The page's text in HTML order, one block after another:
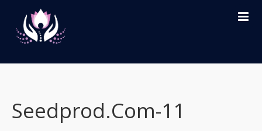
HOME
ANGEBOTE
PERSÖNLICH
Seedprod.com-11